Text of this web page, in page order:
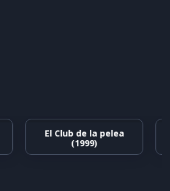
El Club de la pelea
(1999)